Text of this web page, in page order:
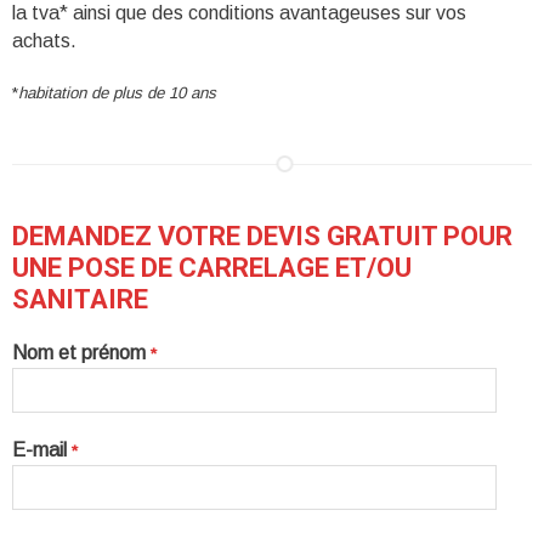
la tva* ainsi que des conditions avantageuses sur vos
achats.
*habitation de plus de 10 ans
DEMANDEZ VOTRE DEVIS GRATUIT POUR
UNE POSE DE CARRELAGE ET/OU
SANITAIRE
Nom et prénom *
E-mail *